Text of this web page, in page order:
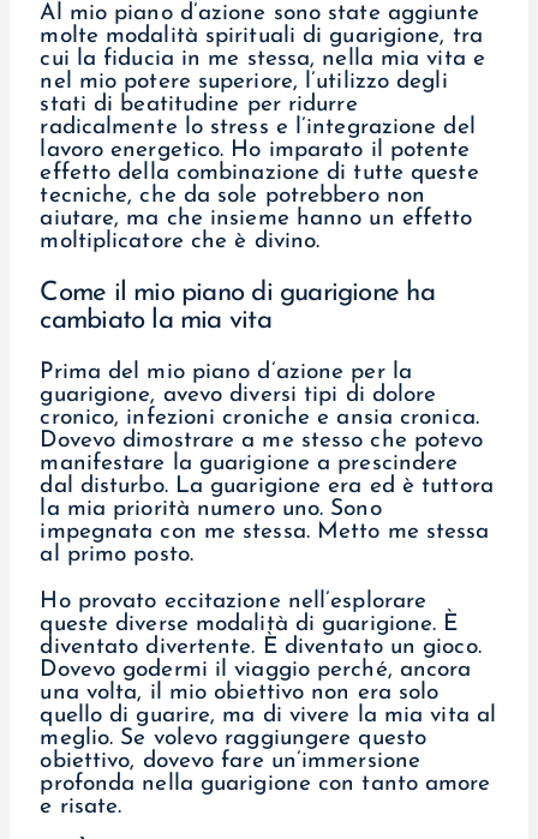
Al mio piano d’azione sono state aggiunte
molte modalità spirituali di guarigione, tra
cui la fiducia in me stessa, nella mia vita e
nel mio potere superiore, l’utilizzo degli
stati di beatitudine per ridurre
radicalmente lo stress e l’integrazione del
lavoro energetico. Ho imparato il potente
effetto della combinazione di tutte queste
tecniche, che da sole potrebbero non
aiutare, ma che insieme hanno un effetto
moltiplicatore che è divino.
Come il mio piano di guarigione ha
cambiato la mia vita
Prima del mio piano d’azione per la
guarigione, avevo diversi tipi di dolore
cronico, infezioni croniche e ansia cronica.
Dovevo dimostrare a me stesso che potevo
manifestare la guarigione a prescindere
dal disturbo. La guarigione era ed è tuttora
la mia priorità numero uno. Sono
impegnata con me stessa. Metto me stessa
al primo posto.
Ho provato eccitazione nell’esplorare
queste diverse modalità di guarigione. È
diventato divertente. È diventato un gioco.
Dovevo godermi il viaggio perché, ancora
una volta, il mio obiettivo non era solo
quello di guarire, ma di vivere la mia vita al
meglio. Se volevo raggiungere questo
obiettivo, dovevo fare un’immersione
profonda nella guarigione con tanto amore
e risate.